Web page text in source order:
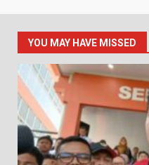
YOU MAY HAVE MISSED